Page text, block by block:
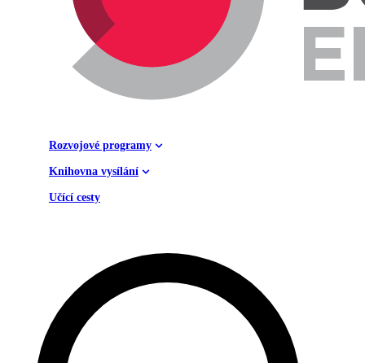
Rozvojové programy
Knihovna vysílání
Učící cesty